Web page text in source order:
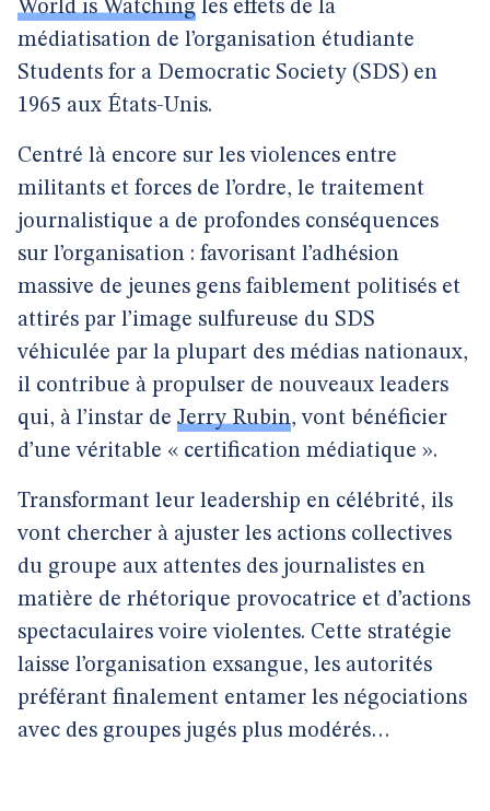
World is Watching les effets de la
médiatisation de l’organisation étudiante
Students for a Democratic Society (SDS) en
1965 aux États-Unis.
Centré là encore sur les violences entre
militants et forces de l’ordre, le traitement
journalistique a de profondes conséquences
sur l’organisation : favorisant l’adhésion
massive de jeunes gens faiblement politisés et
attirés par l’image sulfureuse du SDS
véhiculée par la plupart des médias nationaux,
il contribue à propulser de nouveaux leaders
qui, à l’instar de Jerry Rubin, vont bénéficier
d’une véritable « certification médiatique ».
Transformant leur leadership en célébrité, ils
vont chercher à ajuster les actions collectives
du groupe aux attentes des journalistes en
matière de rhétorique provocatrice et d’actions
spectaculaires voire violentes. Cette stratégie
laisse l’organisation exsangue, les autorités
préférant finalement entamer les négociations
avec des groupes jugés plus modérés…